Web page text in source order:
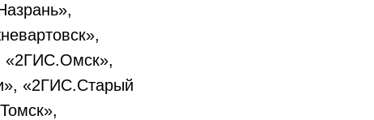
«2ГИС.Омск»,
«2ГИС.Старый